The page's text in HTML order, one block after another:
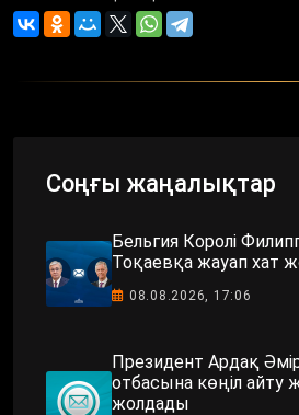
Соңғы жаңалықтар
Бельгия Королі
Тоқаевқа жауап хат
08.08.2026, 17:06
Президент Ардақ
отбасына көңіл айту
жолдады